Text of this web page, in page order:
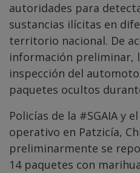
autoridades para
sustancias ilícitas en
territorio nacional. De
información preliminar,
inspección del
paquetes ocultos
Policías de la #SGAIA y el
operativo en Patzicía,
preliminarmente se
14 paquetes con